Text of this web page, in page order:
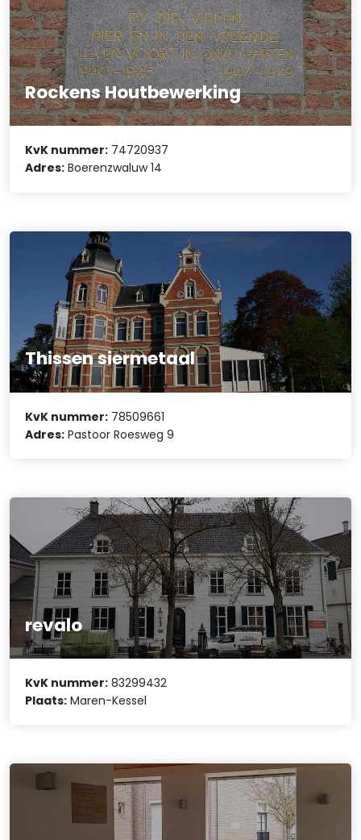
Rockens Houtbewerking
KvK nummer: 74720937
Adres: Boerenzwaluw 14
Thissen siermetaal
KvK nummer: 78509661
Adres: Pastoor Roesweg 9
revalo
KvK nummer: 83299432
Plaats: Maren-Kessel